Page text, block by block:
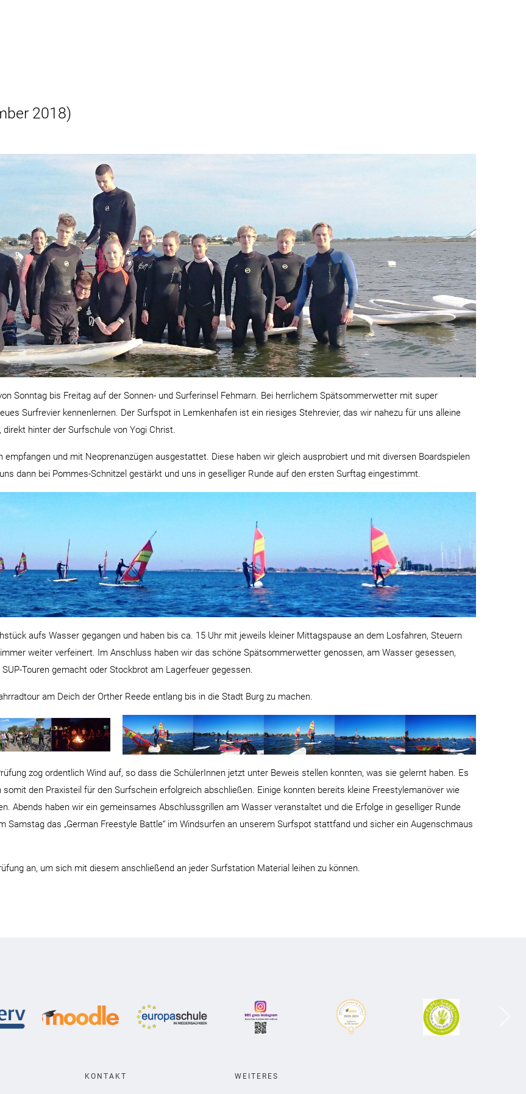
2018)
Sonntag bis Freitag auf der Sonnen- und Surferinsel Fehmarn. Bei herrlichem Spätsommerwetter mit super
Surfrevier kennenlernen. Der Surfspot in Lemkenhafen ist ein riesiges Stehrevier, das wir nahezu für uns alleine
hinter der Surfschule von Yogi Christ.
und mit Neoprenanzügen ausgestattet. Diese haben wir gleich ausprobiert und mit diversen Boardspielen
dann bei Pommes-Schnitzel gestärkt und uns in geselliger Runde auf den ersten Surftag eingestimmt.
aufs Wasser gegangen und haben bis ca. 15 Uhr mit jeweils kleiner Mittagspause an dem Losfahren, Steuern
weiter verfeinert. Im Anschluss haben wir das schöne Spätsommerwetter genossen, am Wasser gesessen,
Touren gemacht oder Stockbrot am Lagerfeuer gegessen.
am Deich der Orther Reede entlang bis in die Stadt Burg zu machen.
zog ordentlich Wind auf, so dass die SchülerInnen jetzt unter Beweis stellen konnten, was sie gelernt haben. Es
den Praxisteil für den Surfschein erfolgreich abschließen. Einige konnten bereits kleine Freestylemanöver wie
Abends haben wir ein gemeinsames Abschlussgrillen am Wasser veranstaltet und die Erfolge in geselliger Runde
Samstag das „German Freestyle Battle“ im Windsurfen an unserem Surfspot stattfand und sicher ein Augenschmaus
an, um sich mit diesem anschließend an jeder Surfstation Material leihen zu können.
KONTAKT WEITERES